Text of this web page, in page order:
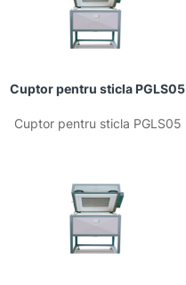
Cuptor pentru sticla PGLS05
Cuptor pentru sticla PGLS05